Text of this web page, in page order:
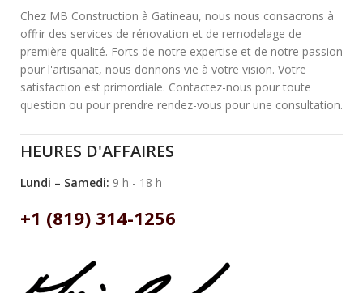
Chez MB Construction à Gatineau, nous nous consacrons à
offrir des services de rénovation et de remodelage de
première qualité. Forts de notre expertise et de notre passion
pour l'artisanat, nous donnons vie à votre vision. Votre
satisfaction est primordiale. Contactez-nous pour toute
question ou pour prendre rendez-vous pour une consultation.
HEURES D'AFFAIRES
Lundi – Samedi: 9 h - 18 h
+1 (819) 314-1256